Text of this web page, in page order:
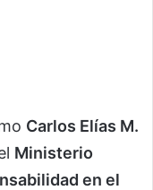
Carlos Elías M.
Ministerio
en el